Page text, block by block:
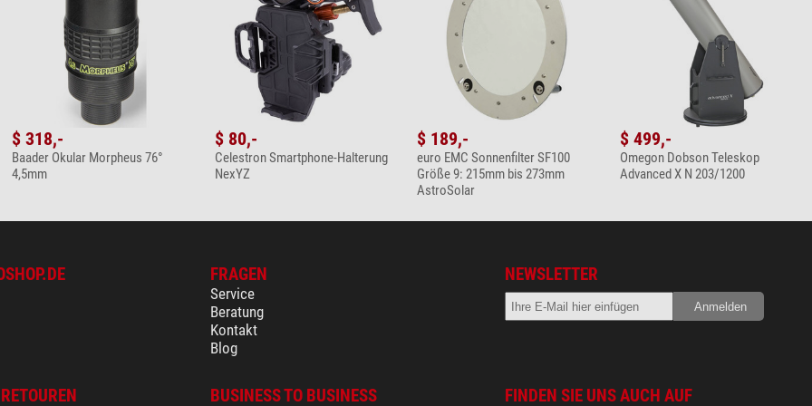
$ 318,-
Baader Okular Morpheus 76°
4,5mm
$ 80,-
Celestron Smartphone-Halterung
NexYZ
$ 189,-
euro EMC Sonnenfilter SF100
Größe 9: 215mm bis 273mm
AstroSolar
$ 499,-
Omegon Dobson Teleskop
Advanced X N 203/1200
FRAGEN
Service
Beratung
Kontakt
Blog
NEWSLETTER
BUSINESS TO BUSINESS FINDEN SIE UNS AUCH AUF